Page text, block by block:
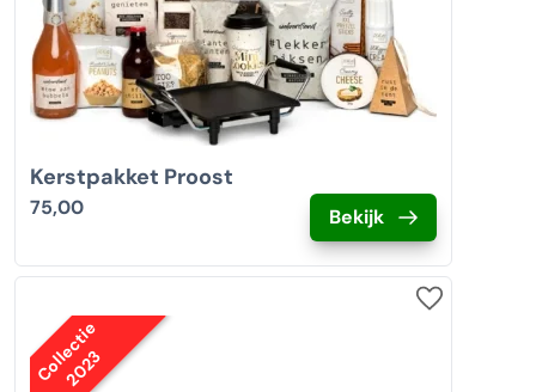
Kerstpakket Proost
75,00 Bekijk
Collectie
2023